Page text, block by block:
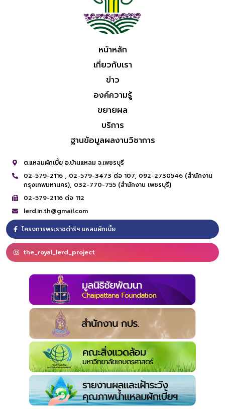
หน้าหลัก
เกี่ยวกับเรา
ข่าว
องค์ความรู้
ขยายผล
บริการ
ฐานข้อมูลผลงานวิชาการ
ต.แหลมผักเบี้ย อ.บ้านแหลม จ.เพชรบุรี
02-579-2116 , 02-579-3473 ต่อ 107, 092-2730546 (สำนักงาน
กรุงเทพมหานคร), 032-770-755 (สำนักงาน เพชรบุรี)
02-579-2116 ต่อ 112
lerd.in.th@gmail.com
โครงการพระราชดำริฯ แหลมผักเบี้ย
the_royal_lerd_project